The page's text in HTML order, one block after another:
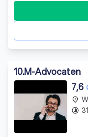
10.M-Advocaten
7,6
place
timelapse